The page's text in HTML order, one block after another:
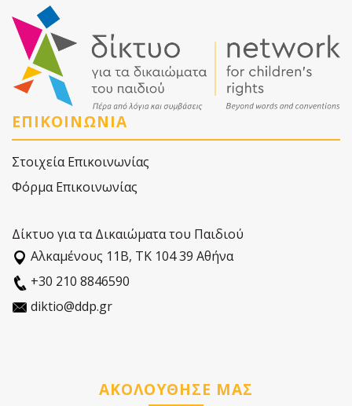
ΕΠΙΚΟΙΝΩΝΙΑ
Στοιχεία Επικοινωνίας
Φόρμα Επικοινωνίας
Δίκτυο για τα Δικαιώματα του Παιδιού
Αλκαµένους 11Β, ΤΚ 104 39 Αθήνα
+30 210 8846590
diktio@ddp.gr
ΑΚΟΛΟΥΘΗΣΕ ΜΑΣ